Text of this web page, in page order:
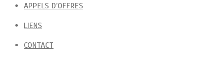
APPELS D’OFFRES
LIENS
CONTACT